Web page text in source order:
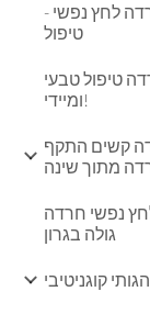
לחץ נפשי -
טיפול
טיפול טבעי
ומיידי!
קשים התקף
מתוך שינה
נפשי חרדה
גולה בגרון